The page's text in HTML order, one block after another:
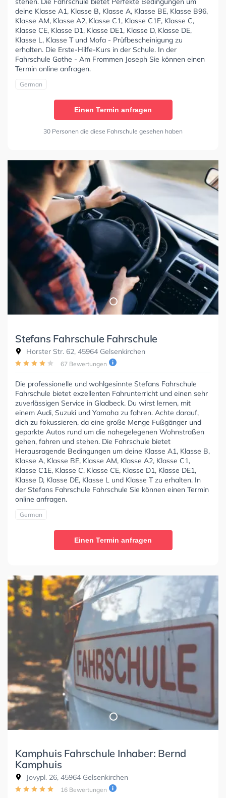
deine Klasse A1, Klasse B, Klasse A, Klasse BE, Klasse B96,
Klasse AM, Klasse A2, Klasse C1, Klasse C1E, Klasse C,
Klasse CE, Klasse D1, Klasse DE1, Klasse D, Klasse DE,
Klasse L, Klasse T und Mofa - Prüfbescheinigung zu
erhalten. Die Erste-Hilfe-Kurs in der Schule. In der
Fahrschule Gothe - Am Frommen Joseph Sie können einen
Termin online anfragen.
German
Einen Termin anfragen
30 Personen die diese Fahrschule gesehen haben
Stefans Fahrschule Fahrschule
Horster Str. 62, 45964 Gelsenkirchen
67 Bewertungen
Die professionelle und wohlgesinnte Stefans Fahrschule
Fahrschule bietet exzellenten Fahrunterricht und einen sehr
zuverlässigen Service in Gladbeck. Du wirst lernen, mit
einem Audi, Suzuki und Yamaha zu fahren. Achte darauf,
dich zu fokussieren, da eine große Menge Fußgänger und
geparkte Autos rund um die nahegelegenen Wohnstraßen
gehen, fahren und stehen. Die Fahrschule bietet
Herausragende Bedingungen um deine Klasse A1, Klasse B,
Klasse A, Klasse BE, Klasse AM, Klasse A2, Klasse C1,
Klasse C1E, Klasse C, Klasse CE, Klasse D1, Klasse DE1,
Klasse D, Klasse DE, Klasse L und Klasse T zu erhalten. In
der Stefans Fahrschule Fahrschule Sie können einen Termin
online anfragen.
German
Einen Termin anfragen
Kamphuis Fahrschule Inhaber: Bernd
Kamphuis
Jovypl. 26, 45964 Gelsenkirchen
16 Bewertungen